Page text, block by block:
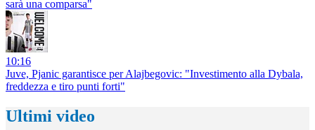
sarà una comparsa"
10:16
Juve, Pjanic garantisce per Alajbegovic: "Investimento alla Dybala,
freddezza e tiro punti forti"
Ultimi video